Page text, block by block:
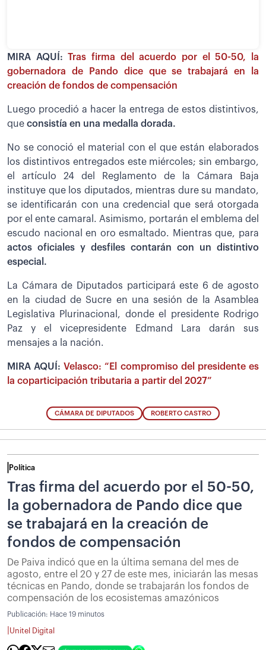
MIRA AQUÍ:Tras firma del acuerdo por el 50-50, la
gobernadora de Pando dice que se trabajará en la
creación de fondos de compensación
Luego procedió a hacer la entrega de estos distintivos,
que consistía en una medalla dorada.
No se conoció el material con el que están elaborados
los distintivos entregados este miércoles; sin embargo,
el artículo 24 del Reglamento de la Cámara Baja
instituye que los diputados, mientras dure su mandato,
se identificarán con una credencial que será otorgada
por el ente camaral. Asimismo, portarán el emblema del
escudo nacional en oro esmaltado. Mientras que, para
actos oficiales y desfiles contarán con un distintivo
especial.
La Cámara de Diputados participará este 6 de agosto
en la ciudad de Sucre en una sesión de la Asamblea
Legislativa Plurinacional, donde el presidente Rodrigo
Paz y el vicepresidente Edmand Lara darán sus
mensajes a la nación.
MIRA AQUÍ:Velasco: “El compromiso del presidente es
la coparticipación tributaria a partir del 2027”
CÁMARA DE DIPUTADOS ROBERTO CASTRO
Política
Tras firma del acuerdo por el 50-50,
la gobernadora de Pando dice que
se trabajará en la creación de
fondos de compensación
De Paiva indicó que en la última semana del mes de
agosto, entre el 20 y 27 de este mes, iniciarán las mesas
técnicas en Pando, donde se trabajarán los fondos de
compensación de los ecosistemas amazónicos
Publicación: Hace 19 minutos
Unitel Digital